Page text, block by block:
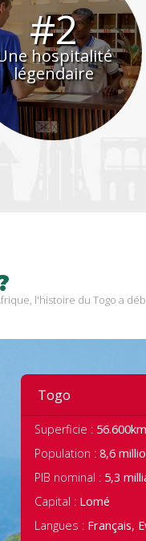
#6
by Night
l'histoire du Togo a
Togo
Superficie :
Population : 8,6
PIB nominal : 5,3
Capital : Lomé
Langues : Français,